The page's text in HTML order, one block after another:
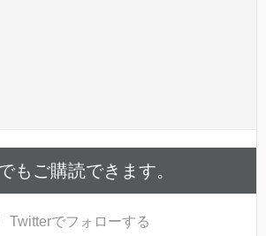
もご購読できます。
Twitterでフォローする